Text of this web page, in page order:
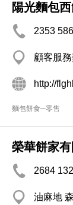
陽光麵包
2353
顧客服
http://
麵包餅食─零售
榮華餅家有
2684
油麻地